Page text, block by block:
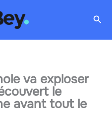
va exploser
le
avant tout le